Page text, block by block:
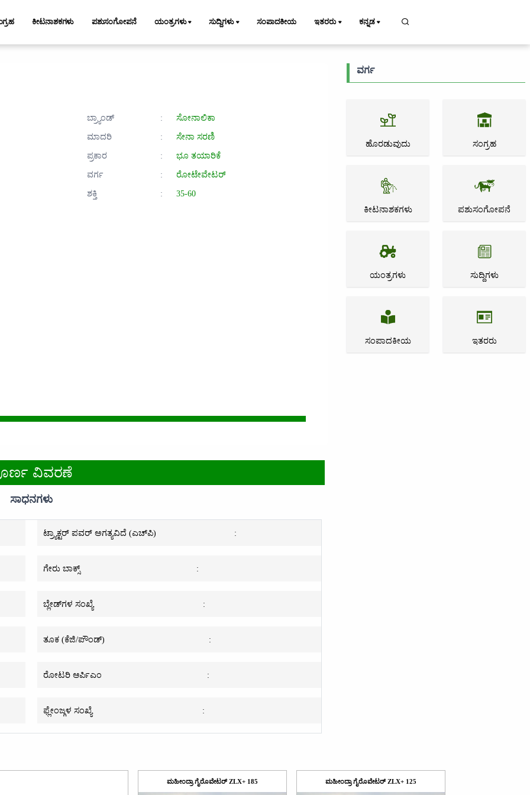
ಕೀಟನಾಶಕಗಳು ಪಶುಸಂಗೋಪನೆ ಯಂತ್ರಗಳು ಸುದ್ದಿಗಳು ಸಂಪಾದಕೀಯ ಇತರರು ಕನ್ನಡ
ಬ್ರ್ಯಾಂಡ್ :
ಸೋನಾಲಿಕಾ
ಮಾದರಿ
:
ಸೇನಾ ಸರಣಿ
ಪ್ರಕಾರ
:
ಭೂ ತಯಾರಿಕೆ
ವರ್ಗ
:
ರೋಟೇವೇಟರ್
ಶಕ್ತಿ
: 35-60
ವಿವರಣೆ
ಸಾಧನಗಳು
ಟ್ರ್ಯಾಕ್ಟರ್ ಪವರ್ ಅಗತ್ಯವಿದೆ (ಎಚ್‌ಪಿ) :
ಗೇರು ಬಾಕ್ಸ್ :
ಬ್ಲೇಡ್‌ಗಳ ಸಂಖ್ಯೆ :
ತೂಕ (ಕೆಜಿ/ಪೌಂಡ್) :
ರೋಟರಿ ಆರ್ಪಿಎಂ :
ಫ್ಲೇಂಜ್ಗಳ ಸಂಖ್ಯೆ :
ವರ್ಗ
ಹೊರಡುವುದು ಸಂಗ್ರಹ
ಕೀಟನಾಶಕಗಳು ಪಶುಸಂಗೋಪನೆ
ಯಂತ್ರಗಳು ಸುದ್ದಿಗಳು
ಸಂಪಾದಕೀಯ ಇತರರು
ಮಹೀಂದ್ರಾ ಗೈರೊವೇಟರ್ ZLX+ 185 ಮಹೀಂದ್ರಾ ಗೈರೊವೇಟರ್ ZLX+ 125